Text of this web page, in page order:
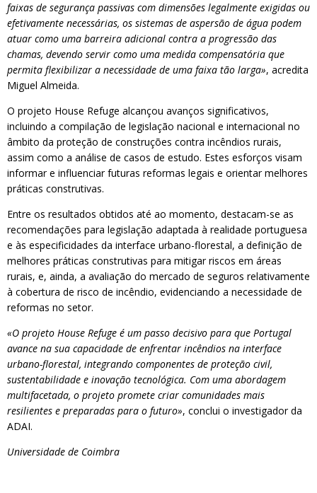
faixas de segurança passivas com dimensões legalmente exigidas ou
efetivamente necessárias, os sistemas de aspersão de água podem
atuar como uma barreira adicional contra a progressão das
chamas, devendo servir como uma medida compensatória que
permita flexibilizar a necessidade de uma faixa tão larga», acredita
Miguel Almeida.
O projeto House Refuge alcançou avanços significativos,
incluindo a compilação de legislação nacional e internacional no
âmbito da proteção de construções contra incêndios rurais,
assim como a análise de casos de estudo. Estes esforços visam
informar e influenciar futuras reformas legais e orientar melhores
práticas construtivas.
Entre os resultados obtidos até ao momento, destacam-se as
recomendações para legislação adaptada à realidade portuguesa
e às especificidades da interface urbano-florestal, a definição de
melhores práticas construtivas para mitigar riscos em áreas
rurais, e, ainda, a avaliação do mercado de seguros relativamente
à cobertura de risco de incêndio, evidenciando a necessidade de
reformas no setor.
«O projeto House Refuge é um passo decisivo para que Portugal
avance na sua capacidade de enfrentar incêndios na interface
urbano-florestal, integrando componentes de proteção civil,
sustentabilidade e inovação tecnológica. Com uma abordagem
multifacetada, o projeto promete criar comunidades mais
resilientes e preparadas para o futuro», conclui o investigador da
ADAI.
Universidade de Coimbra